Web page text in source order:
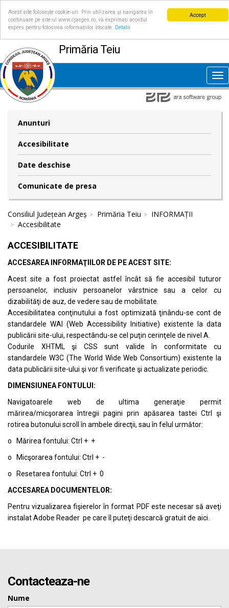
Accept
Acest site folosește cookie-uri. Prin utilizarea și navigarea în
continuare pe site-ul www.cjarges.ro, vă exprimați acordul
expres pentru folosirea informațiilor stocate.
Detalii
Primăria Teiu
Anunturi
Accesibilitate
Date deschise
Comunicate de presa
Consiliul Județean Argeș Primăria Teiu
INFORMAȚII
Accesibilitate
ACCESIBILITATE
ACCESAREA INFORMAŢIILOR DE PE ACEST SITE:
Acest site a fost proiectat astfel încât să fie accesibil tuturor
persoanelor, inclusiv persoanelor vârstnice sau a celor cu
dizabilităţi de auz, de vedere sau de mobilitate.
Accesibilitatea conţinutului a fost optimizată ţinându-se cont de
standardele WAI (Web Accessibility Initiative) existente la data
publicării site-ului, respectându-se cel puţin cerinţele de nivel A.
Codurile XHTML şi CSS sunt valide în conformitate cu
standardele W3C (The World Wide Web Consortium) existente la
data publicării site-ului şi vor fi verificate şi actualizate periodic.
DIMENSIUNEA FONTULUI:
Navigatoarele web de ultima generaţie permit
mărirea/micşorarea întregii pagini prin apăsarea tastei Ctrl şi
rotirea butonului scroll în ambele direcţii, sau în felul următor:
o Mărirea fontului: Ctrl + +
o Micşorarea fontului: Ctrl + -
o Resetarea fontului: Ctrl + 0
ACCESAREA DOCUMENTELOR:
Pentru vizualizarea fişierelor în format PDF este necesar să aveţi
instalat Adobe Reader pe care îl puteţi descarcă gratuit de aici.
Contacteaza-ne
Nume